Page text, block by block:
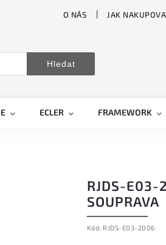
O NÁS JAK
Hledat
ECLER FRAMEWORK
RJDS-E03-
SOUPRAVA
Kód: RJDS-E03-2006